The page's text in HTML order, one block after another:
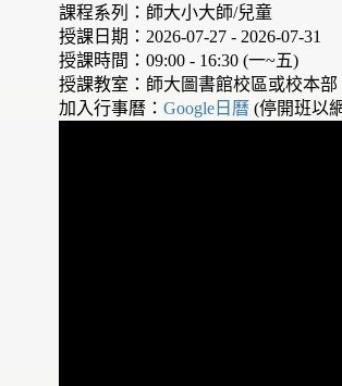
課程系列：師大小大師/兒童
授課日期：2026-07-27 - 2026-07-31
授課時間：09:00 - 16:30 (一~五)
授課教室：師大圖書館校區或校本部
加入行事曆：Google日曆(停開班以